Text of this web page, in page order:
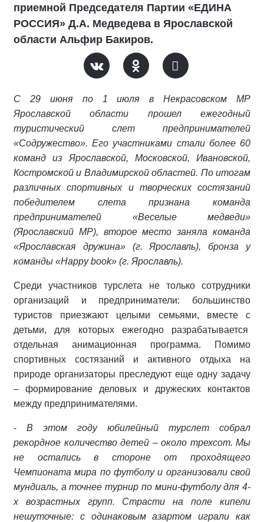
приемной Председателя Партии «ЕДИНА
РОССИЯ» Д.А. Медведева в Ярославской
области Альфир Бакиров.
С 29 июня по 1 июля в Некрасовском МР
Ярославской области прошел ежегодный
туристический слет предпринимателей
«Содружество». Его участниками стали более 60
команд из Ярославской, Московской, Ивановской,
Костромской и Владимирской областей. По итогам
различных спортивных и творческих состязаний
победителем слета признана команда
предпринимателей «Веселые медведи»
(Ярославский МР), второе место заняла команда
«Ярославская дружина» (г. Ярославль), бронза у
команды «Happy book» (г. Ярославль).
Среди участников турслета не только сотрудники
организаций и предприниматели: большинство
туристов приезжают целыми семьями, вместе с
детьми, для которых ежегодно разрабатывается
отдельная анимационная программа. Помимо
спортивных состязаний и активного отдыха на
природе организаторы преследуют еще одну задачу
– формирование деловых и дружеских контактов
между предпринимателями.
- В этом году юбилейный турслет собрал
рекордное количество детей – около трехсот. Мы
не остались в стороне от проходящего
Чемпионата мира по футболу и организовали свой
мундиаль, а точнее турнир по мини-футболу для 4-
х возрастных групп. Страсти на поле кипели
нешуточные: с одинаковым азартом играли как